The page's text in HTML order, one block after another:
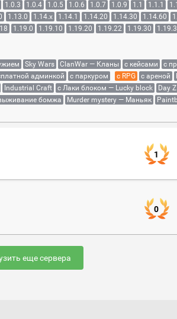
1.0.3 1.0.4 1.0.5 1.0.6 1.0.7 1.0.9 1.1 1.1.1
1.13.0 1.14.x 1.14.1 1.14.20 1.14.30 1.14.60
1.19.0 1.19.10 1.19.20 1.19.22 1.19.30
Sky Wars ClanWar — Кланы с кейсами с
админкой с паркуром с RPG с ареной
Industrial Craft с Лаки блоком — Lucky block Day Z
бомжа Murder mystery — Маньяк
1
0
еще сервера